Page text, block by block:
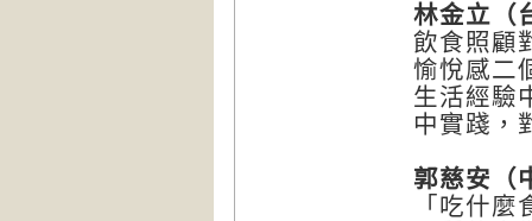
林金立（
飲食照顧
愉悅感二
生活經驗
中實踐，
郭慈安（
「吃什